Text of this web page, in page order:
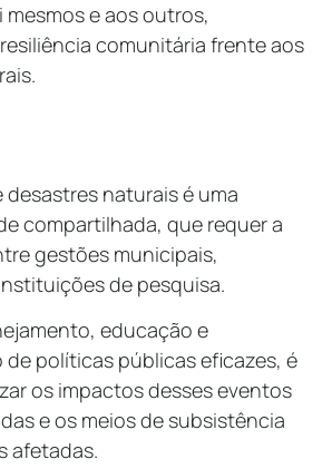
mesmos e aos outros,
comunitária frente aos
desastres naturais é uma
compartilhada, que requer a
gestões municipais,
de pesquisa.
educação e
políticas públicas eficazes, é
os impactos desses eventos
e os meios de subsistência
afetadas.